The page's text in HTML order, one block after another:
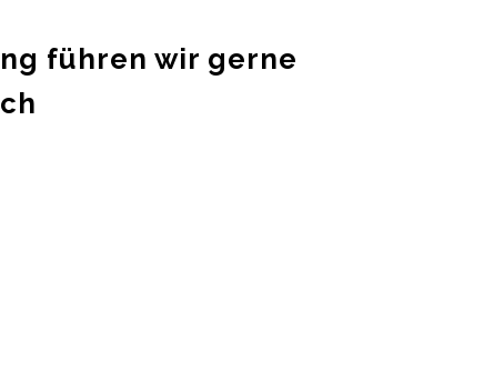
führen wir gerne